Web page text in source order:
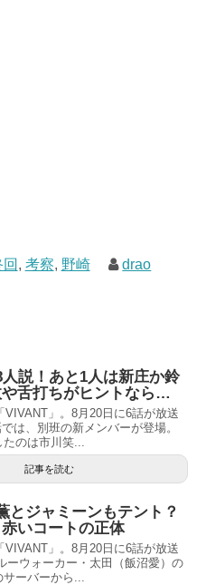
, 考察, 野崎 drao
説！あと1人は新庄か鈴
舌打ちがヒントなら…
VIVANT」。8月20日に6話が放送
は、別班の新メンバーが登場。
のは市川笑...
記事を読む
とジャミーンもテント？
いコートの正体
VIVANT」。8月20日に6話が放送
ーウォーカー・太田（飯沼愛）の
ーバーから...